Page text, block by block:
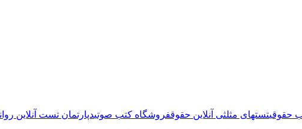
حقوقیتستهای مثلثی آنلاین حقوقفروشگاه کتب صوتیدپارتمان تست آنلاین